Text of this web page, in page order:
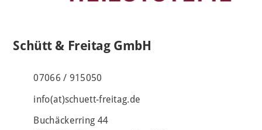
Schütt & Freitag GmbH
07066 / 915050
info(at)schuett-freitag.de
Buchäckerring 44